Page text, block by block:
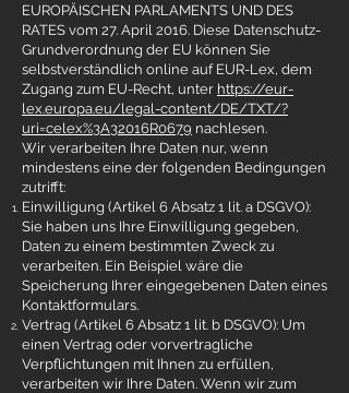
EUROPÄISCHEN PARLAMENTS UND DES
RATES vom 27. April 2016. Diese Datenschutz-
Grundverordnung der EU können Sie
selbstverständlich online auf EUR-Lex, dem
Zugang zum EU-Recht, unter https://eur-
lex.europa.eu/legal-content/DE/TXT/?
uri=celex%3A32016R0679 nachlesen.
Wir verarbeiten Ihre Daten nur, wenn
mindestens eine der folgenden Bedingungen
zutrifft:
Einwilligung (Artikel 6 Absatz 1 lit. a DSGVO):
Sie haben uns Ihre Einwilligung gegeben,
Daten zu einem bestimmten Zweck zu
verarbeiten. Ein Beispiel wäre die
Speicherung Ihrer eingegebenen Daten eines
Kontaktformulars.
Vertrag (Artikel 6 Absatz 1 lit. b DSGVO): Um
einen Vertrag oder vorvertragliche
Verpflichtungen mit Ihnen zu erfüllen,
verarbeiten wir Ihre Daten. Wenn wir zum